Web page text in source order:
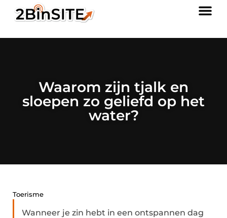
Waarom zijn tjalk en
sloepen zo geliefd op het
water?
Toerisme
Wanneer je zin hebt in een ontspannen dag